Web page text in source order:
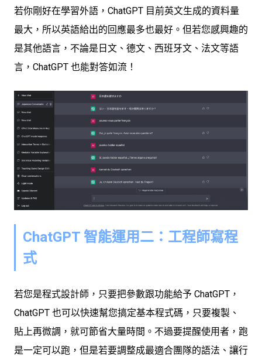
若你剛好在學習外語，ChatGPT 目前英文生成的資料量
最大，所以英語給出的回應最多也最好。但若您感興趣的
是其他語言，不論是日文、德文、西班牙文、法文等語
言，ChatGPT 也能對答如流！
ChatGPT 智能運用二：工程師寫程
式
若您是程式設計師，只要把參數跟功能給予 ChatGPT，
ChatGPT 也可以快速幫您搞定基本程式碼，只要複製、
貼上再微調，就可節省大量時間。不過要提醒使用者，跑
是一定可以跑，但是若要調整成最適合團隊的語法、讓行